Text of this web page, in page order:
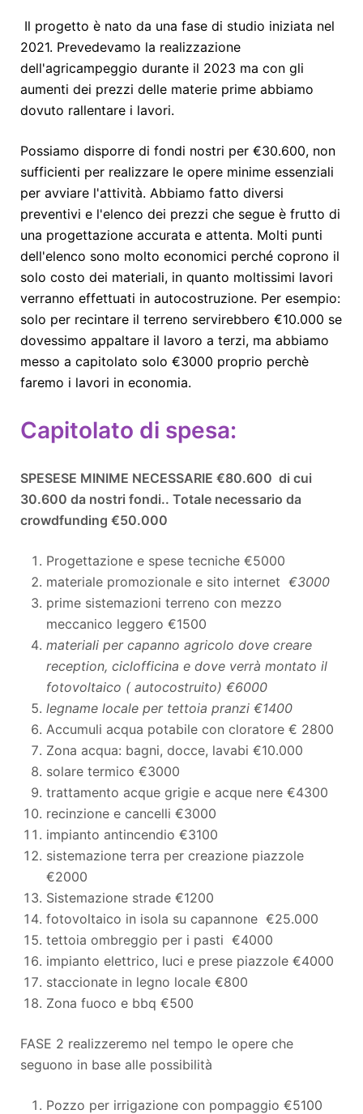
Il progetto è nato da una fase di studio iniziata nel
2021. Prevedevamo la realizzazione
dell'agricampeggio durante il 2023 ma con gli
aumenti dei prezzi delle materie prime abbiamo
dovuto rallentare i lavori.
Possiamo disporre di fondi nostri per €30.600, non
sufficienti per realizzare le opere minime essenziali
per avviare l'attività. Abbiamo fatto diversi
preventivi e l'elenco dei prezzi che segue è frutto di
una progettazione accurata e attenta. Molti punti
dell'elenco sono molto economici perché coprono il
solo costo dei materiali, in quanto moltissimi lavori
verranno effettuati in autocostruzione. Per esempio:
solo per recintare il terreno servirebbero €10.000 se
dovessimo appaltare il lavoro a terzi, ma abbiamo
messo a capitolato solo €3000 proprio perchè
faremo i lavori in economia.
Capitolato di spesa:
SPESESE MINIME NECESSARIE €80.600 di cui
30.600 da nostri fondi.. Totale necessario da
crowdfunding €50.000
Progettazione e spese tecniche €5000
materiale promozionale e sito internet €3000
prime sistemazioni terreno con mezzo
meccanico leggero €1500
materiali per capanno agricolo dove creare
reception, ciclofficina e dove verrà montato il
fotovoltaico ( autocostruito) €6000
legname locale per tettoia pranzi €1400
Accumuli acqua potabile con cloratore € 2800
Zona acqua: bagni, docce, lavabi €10.000
solare termico €3000
trattamento acque grigie e acque nere €4300
recinzione e cancelli €3000
impianto antincendio €3100
sistemazione terra per creazione piazzole
€2000
Sistemazione strade €1200
fotovoltaico in isola su capannone €25.000
tettoia ombreggio per i pasti €4000
impianto elettrico, luci e prese piazzole €4000
staccionate in legno locale €800
Zona fuoco e bbq €500
FASE 2 realizzeremo nel tempo le opere che
seguono in base alle possibilità
Pozzo per irrigazione con pompaggio €5100